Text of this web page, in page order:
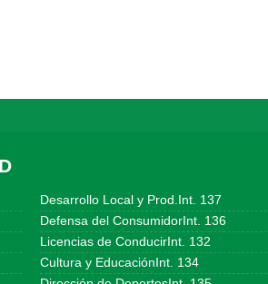
Desarrollo Local y Prod.Int. 137
Defensa del ConsumidorInt. 136
Licencias de ConducirInt. 132
Cultura y EducaciónInt. 134